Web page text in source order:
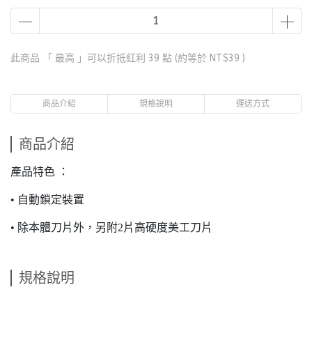
此商品 「 最高 」可以折抵紅利 39 點 (約等於 NT$39 )
商品介紹 規格說明 運送方式
商品介紹
產品特色 ：
• 自動鎖定裝置
• 除本體刀片外，另附2片高硬度美工刀片
規格說明